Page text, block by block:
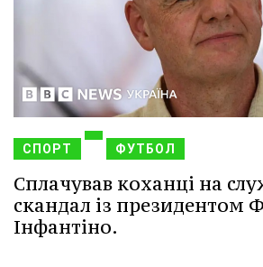
СПОРТ ФУТБОЛ
Сплачував коханці на
скандал із президентом
Інфантіно.